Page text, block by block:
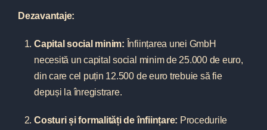
Dezavantaje:
Capital social minim: Înființarea unei GmbH
necesită un capital social minim de 25.000 de euro,
din care cel puțin 12.500 de euro trebuie să fie
depuși la înregistrare.
Costuri și formalități de înființare: Procedurile